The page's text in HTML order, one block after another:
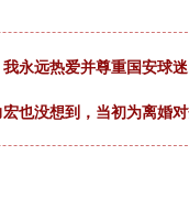
永远热爱并尊重国安球
也没想到，当初为离婚